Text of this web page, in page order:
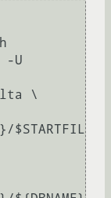
-U
$STARTFIL